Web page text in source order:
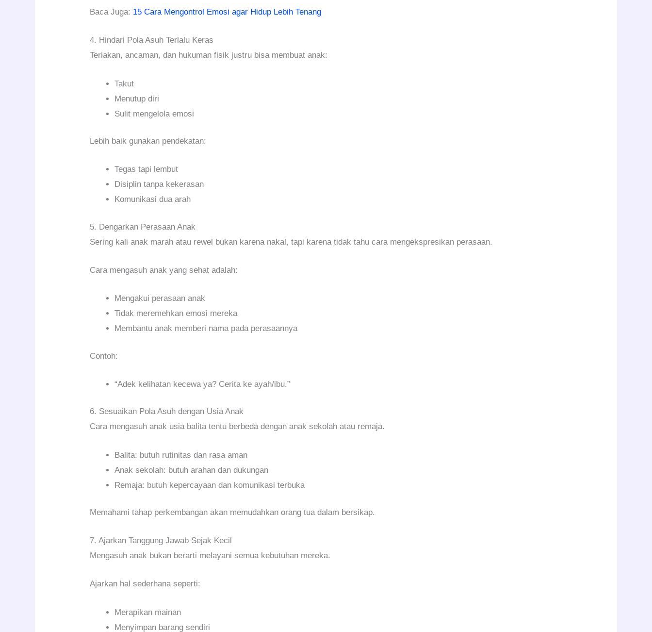
Baca Juga: 15 Cara Mengontrol Emosi agar Hidup Lebih Tenang
4. Hindari Pola Asuh Terlalu Keras
Teriakan, ancaman, dan hukuman fisik justru bisa membuat anak:
Takut
Menutup diri
Sulit mengelola emosi
Lebih baik gunakan pendekatan:
Tegas tapi lembut
Disiplin tanpa kekerasan
Komunikasi dua arah
5. Dengarkan Perasaan Anak
Sering kali anak marah atau rewel bukan karena nakal, tapi karena tidak tahu cara mengekspresikan perasaan.
Cara mengasuh anak yang sehat adalah:
Mengakui perasaan anak
Tidak meremehkan emosi mereka
Membantu anak memberi nama pada perasaannya
Contoh:
“Adek kelihatan kecewa ya? Cerita ke ayah/ibu.”
6. Sesuaikan Pola Asuh dengan Usia Anak
Cara mengasuh anak usia balita tentu berbeda dengan anak sekolah atau remaja.
Balita: butuh rutinitas dan rasa aman
Anak sekolah: butuh arahan dan dukungan
Remaja: butuh kepercayaan dan komunikasi terbuka
Memahami tahap perkembangan akan memudahkan orang tua dalam bersikap.
7. Ajarkan Tanggung Jawab Sejak Kecil
Mengasuh anak bukan berarti melayani semua kebutuhan mereka.
Ajarkan hal sederhana seperti:
Merapikan mainan
Menyimpan barang sendiri